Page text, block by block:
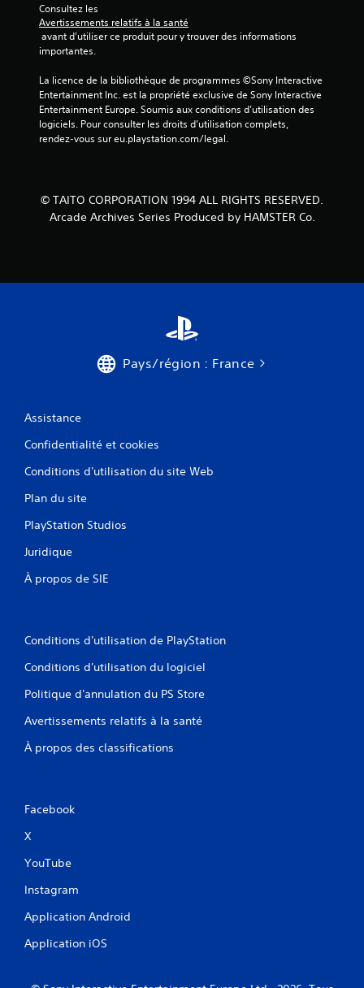
Consultez les
Avertissements relatifs à la santé
importantes.
La licence de la bibliothèque de programmes ©Sony Interactive
Entertainment Inc. est la propriété exclusive de Sony Interactive
Entertainment Europe. Soumis aux conditions d’utilisation des
logiciels. Pour consulter les droits d’utilisation complets,
rendez-vous sur eu.playstation.com/legal.
© TAITO CORPORATION 1994 ALL RIGHTS RESERVED.
Arcade Archives Series Produced by HAMSTER Co.
Pays/région : France
Assistance
Confidentialité et cookies
Conditions d'utilisation du site Web
Plan du site
PlayStation Studios
Juridique
À propos de SIE
Conditions d'utilisation de PlayStation
Conditions d'utilisation du logiciel
Politique d'annulation du PS Store
Avertissements relatifs à la santé
À propos des classifications
Facebook
X
YouTube
Instagram
Application Android
Application iOS